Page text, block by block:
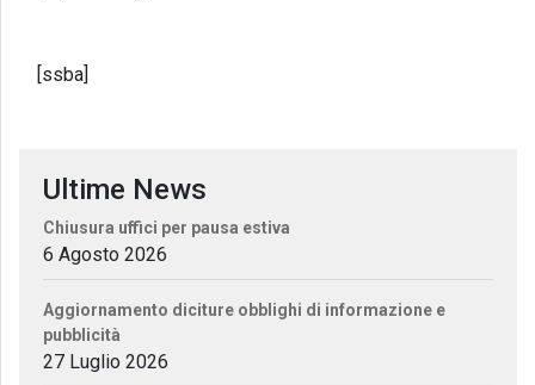
[ssba]
Ultime News
Chiusura uffici per pausa estiva
6 Agosto 2026
Aggiornamento diciture obblighi di informazione e
pubblicità
27 Luglio 2026